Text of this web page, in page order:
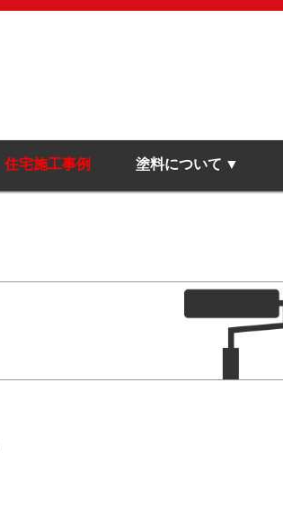
住宅施工事例 塗料について